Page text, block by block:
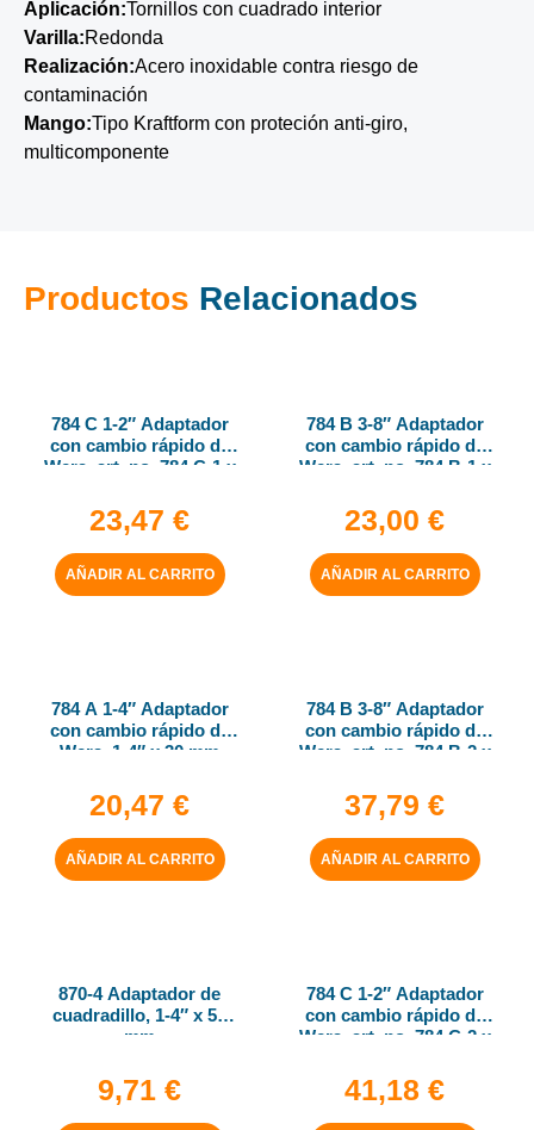
Aplicación:Tornillos con cuadrado interior
Varilla:Redonda
Realización:Acero inoxidable contra riesgo de
contaminación
Mango:Tipo Kraftform con proteción anti-giro,
multicomponente
Productos Relacionados
784 C 1-2″ Adaptador
con cambio rápido de
Wera, art. no. 784 C-1 x
23,47 €
AÑADIR AL CARRITO
784 B 3-8″ Adaptador
con cambio rápido de
Wera, art. no. 784 B-1 x
23,00 €
AÑADIR AL CARRITO
784 A 1-4″ Adaptador
con cambio rápido de
Wera, 1-4″ x 30 mm
20,47 €
AÑADIR AL CARRITO
784 B 3-8″ Adaptador
con cambio rápido de
Wera, art. no. 784 B-2 x
37,79 €
AÑADIR AL CARRITO
870-4 Adaptador de
cuadradillo, 1-4″ x 50
mm
9,71 €
784 C 1-2″ Adaptador
con cambio rápido de
Wera, art. no. 784 C-2 x
41,18 €